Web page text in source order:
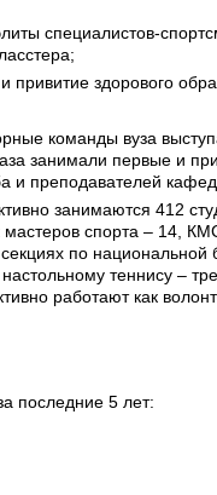
специалистов-
привитие здорового
команды вуза
занимали первые и
и преподавателей
занимаются 412
мастеров спорта – 14,
секциях по
теннису –
работают как
последние 5 лет: